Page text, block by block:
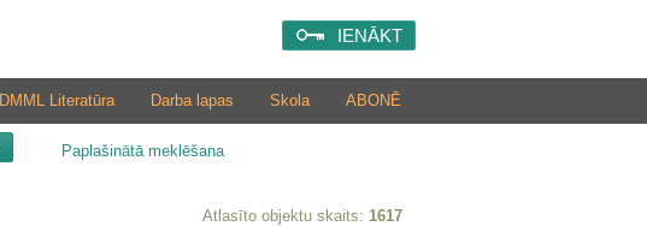
IENĀKT
ABONĒ
Skola
Darba lapas
DMML Literatūra
Paplašinātā meklēšana
Atlasīto objektu skaits: 1617